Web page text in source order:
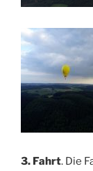
3. Fahrt. Die